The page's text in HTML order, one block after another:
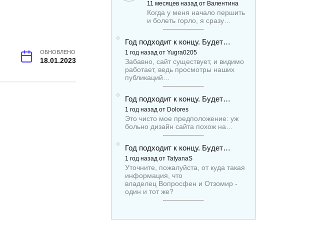
ОБНОВЛЕНО
18.01.2023
11 месяцев назад от Валентина
Когда у меня начало першить
и болеть горло, я сразу…
Год подходит к концу. Будет…
1 год назад от Yugra0205
Забавно, сайт существует, и видимо
работает, ведь просмотры наших
публикаций…
Год подходит к концу. Будет…
1 год назад от Dolores
Это чисто мое предположение: уж
больно дизайн сайта похож на…
Год подходит к концу. Будет…
1 год назад от TatyanaS
Уточните, пожалуйста, от куда такая
информация, что
владелец Вопросфен и Отзомир -
один и тот же?